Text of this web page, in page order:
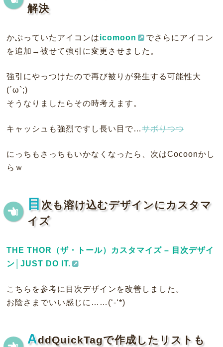
解決
かぶっていたアイコンはicomoon
でさらにアイコン
を追加→被せて強引に変更させました。
強引にやっつけたので再び被りが発生する可能性大
(´ω`;)
そうなりましたらその時考えます。
キャッシュも強烈ですし長い目で…サボりつつ
にっちもさっちもいかなくなったら、次はCocoonかし
らｗ
目次も溶け込むデザインにカスタマ
イズ
THE THOR（ザ・トール）カスタマイズ – 目次デザイ
ン│JUST DO IT.
こちらを参考に目次デザインを改善しました。
お陰さまでいい感じに……(‘-‘*)
AddQuickTagで作成したリストも